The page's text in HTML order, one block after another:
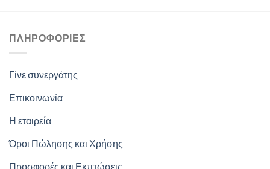
ΠΛΗΡΟΦΟΡΊΕΣ
Γίνε συνεργάτης
Επικοινωνία
Η εταιρεία
Όροι Πώλησης και Χρήσης
Προσφορές και Εκπτώσεις